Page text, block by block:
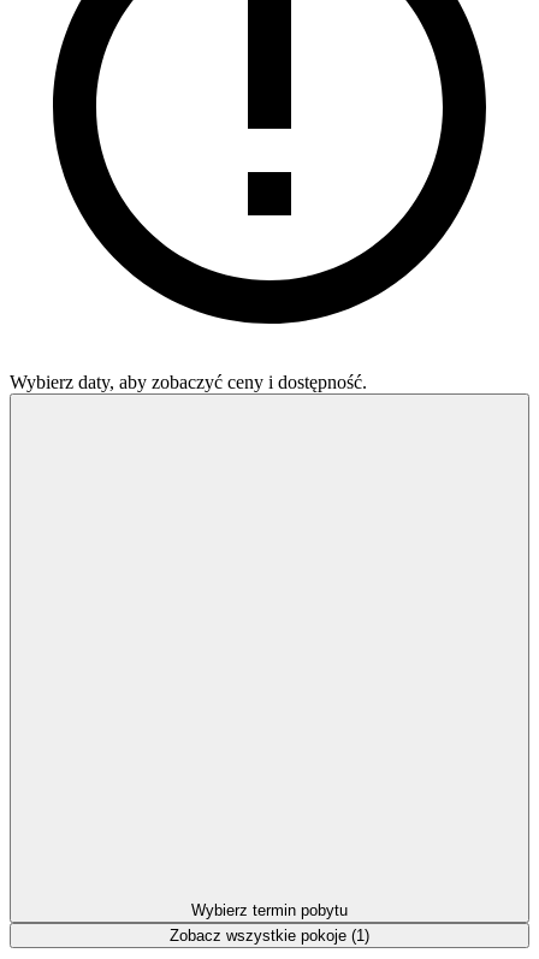
Wybierz daty, aby zobaczyć ceny i dostępność.
Wybierz termin pobytu
Zobacz wszystkie pokoje (1)